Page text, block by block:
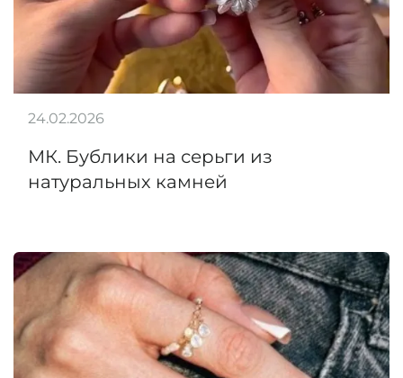
МК. Бублики на серьги из
натуральных камней
24.02.2026